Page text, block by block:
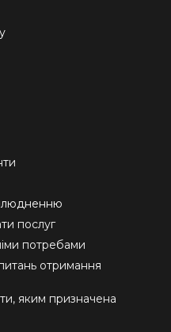
послуг
потребами
отримання
яким призначена